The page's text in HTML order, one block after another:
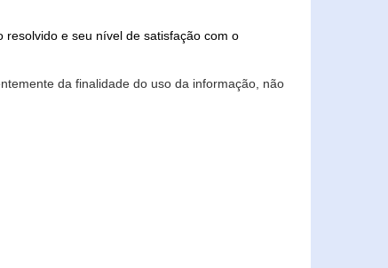
e seu nível de satisfação com o
da finalidade do uso da informação, não